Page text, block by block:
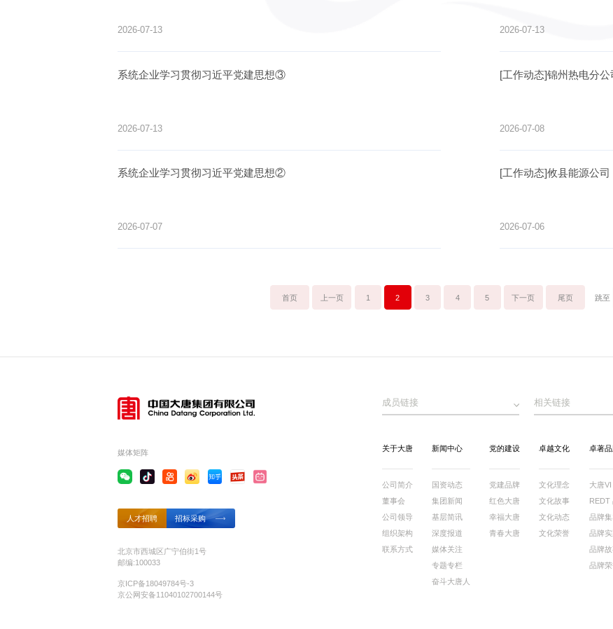
2026-07-13 2026-07-13
系统企业学习贯彻习近平党建思想③
2026-07-13
[工作动态]锦州热电分
2026-07-08
系统企业学习贯彻习近平党建思想②
2026-07-07
[工作动态]攸县能源公
2026-07-06
首页 上一页 1 2 3 4 5 下一页 尾页 跳至
媒体矩阵
人才招聘 招标采购
北京市西城区广宁伯街1号
邮编:100033
京ICP备18049784号-3
京公网安备11040102700144号
成员链接 相关链接
关于大唐
公司简介
董事会
公司领导
组织架构
联系方式
新闻中心
国资动态
集团新闻
基层简讯
深度报道
媒体关注
专题专栏
奋斗大唐人
党的建设
党建品牌
红色大唐
幸福大唐
青春大唐
卓越文化
文化理念
文化故事
文化动态
文化荣誉
卓著
大唐VI
REDT
品牌
品牌实
品牌
品牌